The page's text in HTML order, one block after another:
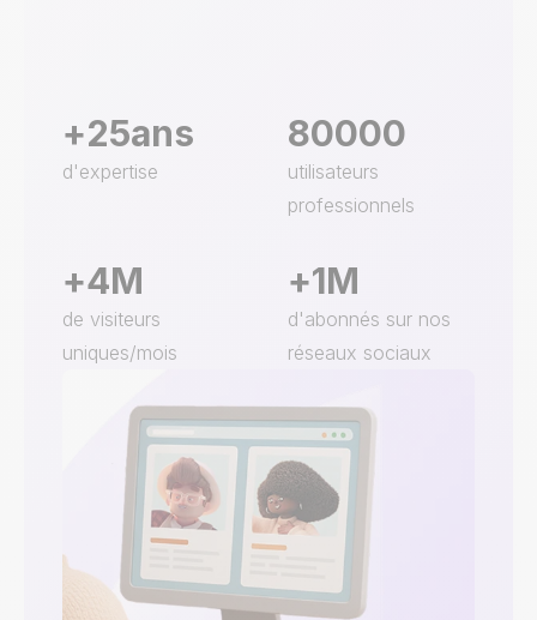
+25ans
d'expertise
80000
utilisateurs
professionnels
+4M
de visiteurs
uniques/mois
+1M
d'abonnés sur nos
réseaux sociaux